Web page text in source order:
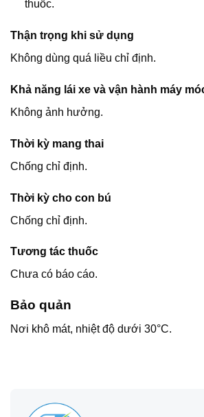
thuốc.
Thận trọng khi sử dụng
Không dùng quá liều chỉ định.
Khả năng lái xe và vận hành máy
Không ảnh hưởng.
Thời kỳ mang thai
Chống chỉ định.
Thời kỳ cho con bú
Chống chỉ định.
Tương tác thuốc
Chưa có báo cáo.
Bảo quản
Nơi khô mát, nhiệt độ dưới 30°C.